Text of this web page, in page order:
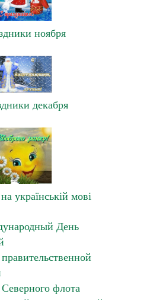
ноября
декабря
українській мові
День
флота